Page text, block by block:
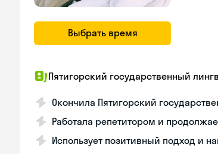
Выбрать время
Пятигорский государственный
Окончила Пятигорский
Работала репетитором и
Использует позитивный подход и